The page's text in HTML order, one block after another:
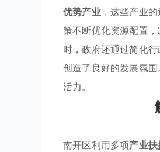
优势产业，这些产业
策不断优化资源配置
时，政府还通过简化
创造了良好的发展氛
活力。
南开区利用多项产业